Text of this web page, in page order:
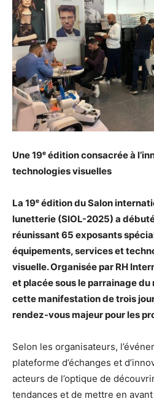
Une 19ᵉ édition consacrée à
technologies visuelles
La 19ᵉ édition du Salon
lunetterie (SIOL-2025) a
réunissant 65 exposants
équipements, services et
visuelle. Organisée par RH
et placée sous le parrainage
cette manifestation de trois
rendez-vous majeur pour les
Selon les organisateurs,
plateforme d’échanges et
acteurs de l’optique de
tendances et de mettre en